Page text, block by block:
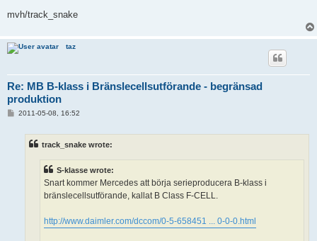
mvh/track_snake
taz
Re: MB B-klass i Bränslecellsutförande - begränsad
produktion
P2011-05-08, 16:52
track_snake wrote:
S-klasse wrote:
Snart kommer Mercedes att börja serieproducera B-klass i
bränslecellsutförande, kallat B Class F-CELL.
http://www.daimler.com/dccom/0-5-658451 ... 0-0-0.html